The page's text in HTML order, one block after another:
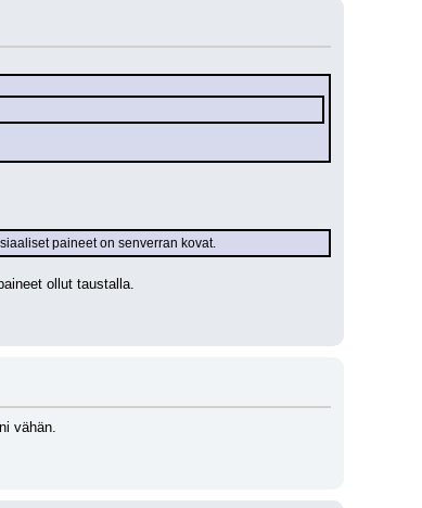
paineet on senverran kovat.
ollut taustalla.
vähän.